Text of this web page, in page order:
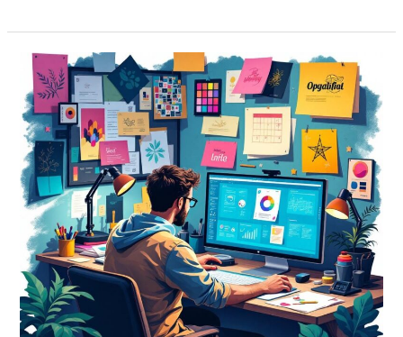
Diseño
Gráfico:
La
Clave
para
una
Imprenta
Exitosa